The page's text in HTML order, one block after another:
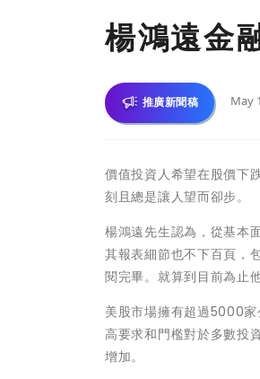
楊鴻遠金
推廣新聞稿 May
價值投資人希望在股價下
刻且總是讓人望而卻步。
楊鴻遠先生認為，從基本
其報表細節也不下百頁，
閱完畢。就算到目前為止
美股市場擁有超過5000
高要求和門檻對於多數投
增加。